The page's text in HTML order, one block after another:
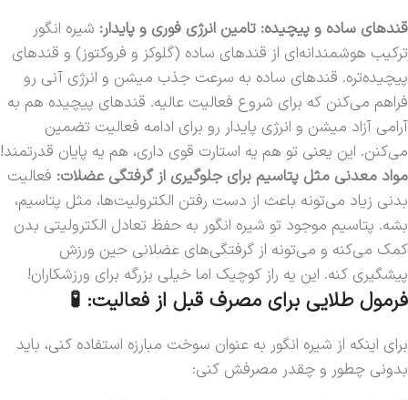
قندهای ساده و پیچیده: تامین انرژی فوری و پایدار: شیره انگور
ترکیب هوشمندانه‌ای از قندهای ساده (گلوکز و فروکتوز) و قندهای
پیچیده‌تره. قندهای ساده به سرعت جذب میشن و انرژی آنی رو
فراهم می‌کنن که برای شروع فعالیت عالیه. قندهای پیچیده هم به
آرامی آزاد میشن و انرژی پایدار رو برای ادامه فعالیت تضمین
می‌کنن. این یعنی تو هم یه استارت قوی داری، هم یه پایان قدرتمند!
مواد معدنی مثل پتاسیم برای جلوگیری از گرفتگی عضلات: فعالیت
بدنی زیاد می‌تونه باعث از دست رفتن الکترولیت‌ها، مثل پتاسیم،
بشه. پتاسیم موجود تو شیره انگور به حفظ تعادل الکترولیتی بدن
کمک می‌کنه و می‌تونه از گرفتگی‌های عضلانی حین ورزش
پیشگیری کنه. این یه راز کوچیک اما خیلی بزرگه برای ورزشکاران!
فرمول طلایی برای مصرف قبل از فعالیت: 🧪
برای اینکه از شیره انگور به عنوان سوخت مبارزه استفاده کنی، باید
بدونی چطور و چقدر مصرفش کنی: